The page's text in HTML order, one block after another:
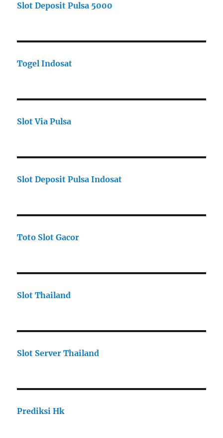
Slot Deposit Pulsa 5000
Togel Indosat
Slot Via Pulsa
Slot Deposit Pulsa Indosat
Toto Slot Gacor
Slot Thailand
Slot Server Thailand
Prediksi Hk